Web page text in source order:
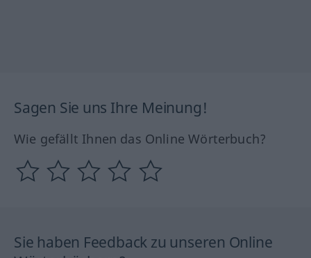
Sagen Sie uns Ihre Meinung!
Wie gefällt Ihnen das Online Wörterbuch?
Sie haben Feedback zu unseren Online